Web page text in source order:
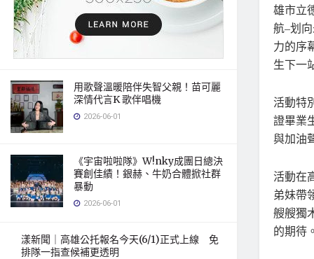
用歌聲溫暖陪伴失智父親！苗可麗
深情代言K 歌伴唱機
2026-06-01
《宇宙啦啦隊》W!nky成團日總決
賽創佳績！銀赫、牛奶合體掀社群
暴動
2026-06-01
漾新聞｜高雄公托報名今天(6/1)正式上線 免
排隊一指查候補更透明
雄市立
航–划
力的序
生下一
活動特
證畢業
與加油
活動在
弟妹帶
艘艘獨
的期待